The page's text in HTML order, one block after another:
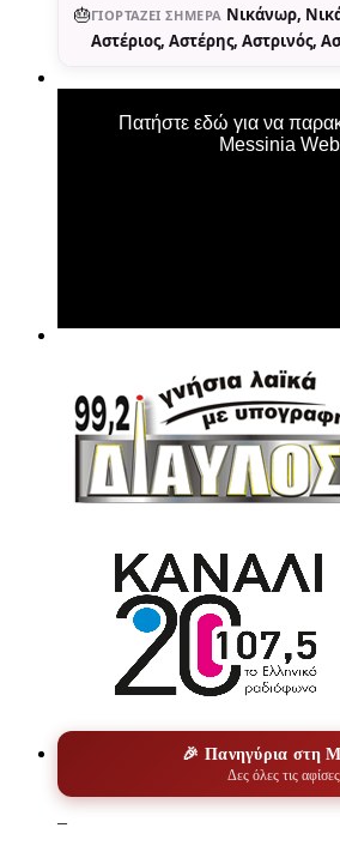
🎂ΓΙΟΡΤΆΖΕΙ ΣΉΜΕΡΑ Νικάνωρ,
Αστέριος, Αστέρης, Αστρινός,
Πατήστε εδώ για να
Messinia
🎉 Πανηγύρια στη
Δες όλες τις
–